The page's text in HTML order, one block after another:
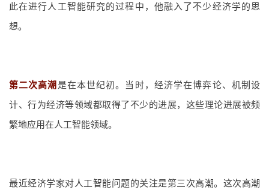
此在进行人工智能研究的过程中，他融入了不少经济学的思
想。
第二次高潮 是在本世纪初。当时，经济学在博弈论、机制设
计、行为经济等领域都取得了不少的进展，这些理论进展被频
繁地应用在人工智能领域。
最近经济学家对人工智能问题的关注是第三次高潮。这次高潮